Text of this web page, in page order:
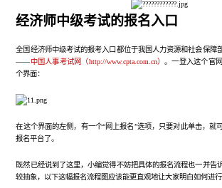
经济师中级考试的报名入口
全国经济师中级考试的报考入口都位于我国人力资源和社会保障
——中国人事考试网（http://www.cpta.com.cn）。一登入这个官
个界面：
在这个界面的左侧，有一个“网上报名”选项，只要对此单击，就
报名平台了。
既然已经说到了这里，小编觉得不妨把具体的报名流程也一并告
较抽象，以下这幅报名流程图应该能更直观地让大家明白如何进行